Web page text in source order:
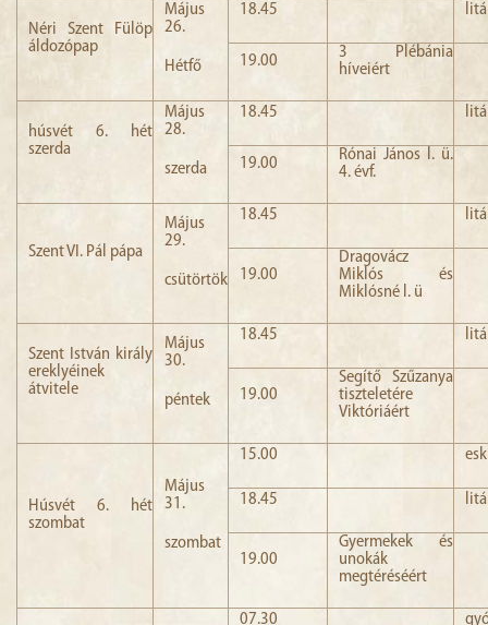
Néri Szent Fülöp
áldozópap
Május
26.
Hétfő
18.45
19.00
3 Plébánia
híveiért
húsvét 6. hét
szerda
Május
28.
szerda
18.45
19.00
Rónai János l. ü.
4. évf.
Szent VI. Pál pápa
Május
29.
csütörtök
18.45
19.00
Dragovácz
Miklós és
Miklósné l. ü
Szent István király
ereklyéinek
átvitele
Május
30.
péntek
18.45
19.00
Segítő Szűzanya
tiszteletére
Viktóriáért
Húsvét 6. hét
szombat
Május
31.
szombat
15.00
18.45
19.00
Gyermekek és
unokák
megtéréséért
07.30